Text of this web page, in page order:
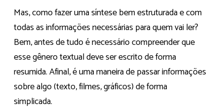
Mas, como fazer uma síntese bem estruturada e com
todas as informações necessárias para quem vai ler?
Bem, antes de tudo é necessário compreender que
esse gênero textual deve ser escrito de forma
resumida. Afinal, é uma maneira de passar informações
sobre algo (texto, filmes, gráficos) de forma
simplicada.